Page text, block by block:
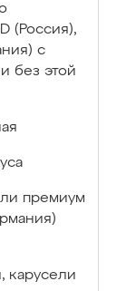
(Россия),
с
без этой
премиум
карусели